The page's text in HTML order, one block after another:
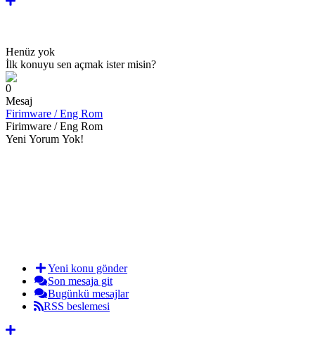
Henüz yok
İlk konuyu sen açmak ister misin?
0
Mesaj
Firimware / Eng Rom
Firimware / Eng Rom
Yeni Yorum Yok!
Yeni konu gönder
Son mesaja git
Bugünkü mesajlar
RSS beslemesi